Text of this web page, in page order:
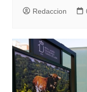
Redaccion